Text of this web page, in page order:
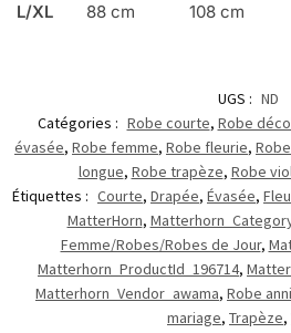
L/XL 88 cm 108 cm
UGS : ND
Catégories : Robe courte, Robe
évasée, Robe femme, Robe fleurie,
longue, Robe trapèze, Robe
Étiquettes : Courte, Drapée, Évasée,
MatterHorn,
Femme/Robes/Robes de Jour,
Matterhorn_ProductId_196714,
Matterhorn_Vendor_awama, Robe
mariage, Trapèze,